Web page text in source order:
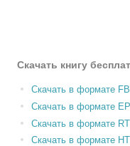
Скачать книгу
Скачать в формате
Скачать в формате
Скачать в формате
Скачать в формате